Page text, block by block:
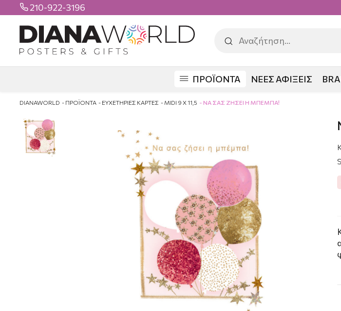
 210-922-3196
ΠΡΟΪΟΝΤΑ ΝΕΕΣ ΑΦΙΞΕΙΣ
DIANAWORLD ΠΡΟΪΟΝΤΑ ΕΥΧΕΤΗΡΙΕΣ ΚΑΡΤΕΣ MIDI 9 X 11,5 ΝΑ ΣΑΣ ΖΗΣΕΙ Η ΜΠΕΜΠΑ!